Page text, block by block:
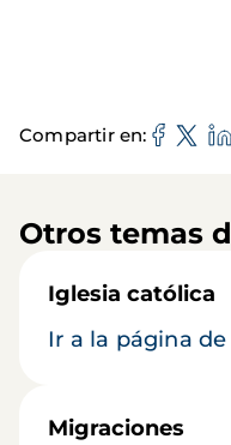
Compartir en
Otros temas
Iglesia católica
Ir a la página
Migraciones